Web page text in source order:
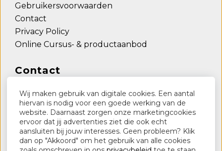
Gebruikersvoorwaarden
Contact
Privacy Policy
Online Cursus- & productaanbod
Contact
Vierde Lansierslaan 82
3300 Tienen
+32496223054
info@lederstudio.be
Wij maken gebruik van digitale cookies. Een aantal
hiervan is nodig voor een goede werking van de
website. Daarnaast zorgen onze marketingcookies
ervoor dat jij advertenties ziet die ook echt
aansluiten bij jouw interesses. Geen probleem? Klik
dan op "Akkoord" om het gebruik van alle cookies